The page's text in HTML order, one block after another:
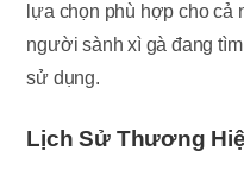
lựa chọn phù hợp cho
người sành xì gà đang
sử dụng.
Lịch Sử Thương